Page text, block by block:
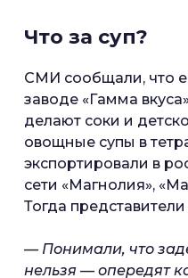
Что за суп?
СМИ сообщали, что
заводе «Гамма
делают соки и
овощные супы в
экспортировали в
сети «Магнолия»,
Тогда
— Понимали, что
нельзя — опередят